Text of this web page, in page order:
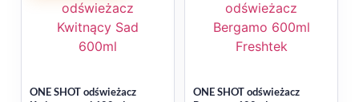
ONE SHOT odświeżacz
ONE SHOT odświeżacz